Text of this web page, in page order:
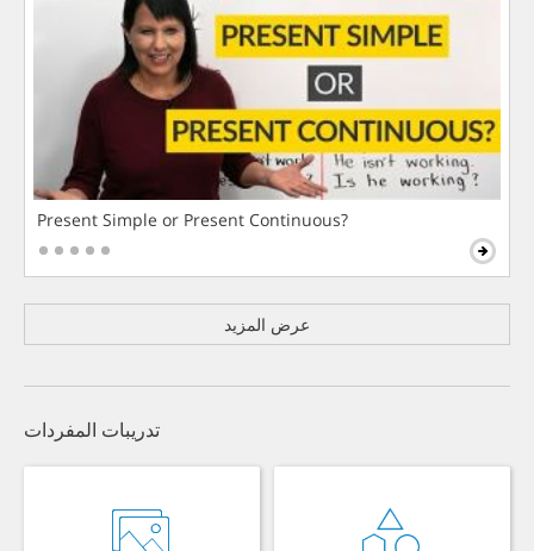
Present Simple or Present Continuous?
عرض المزيد
تدريبات المفردات